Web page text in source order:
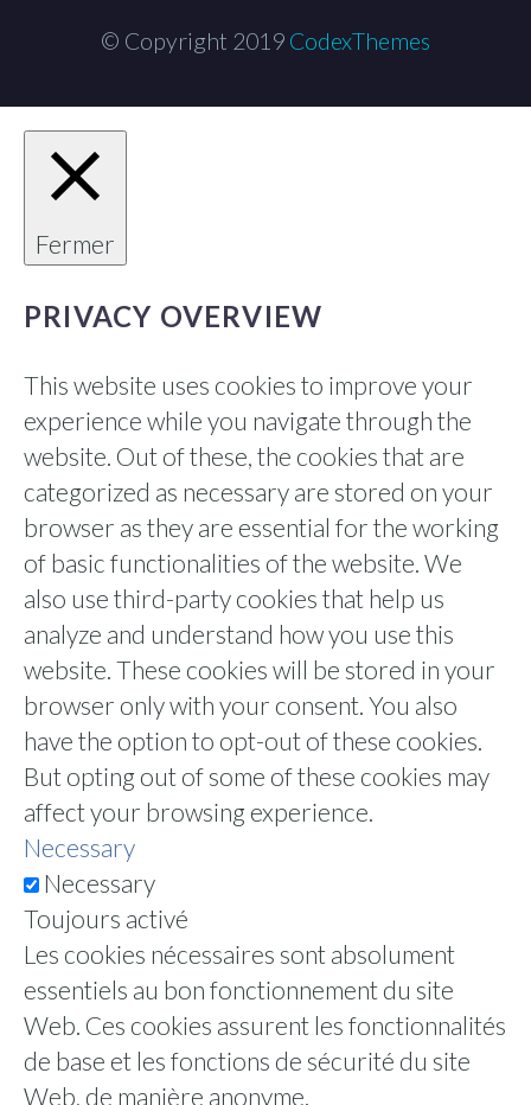
© Copyright 2019 CodexThemes
Fermer
PRIVACY OVERVIEW
This website uses cookies to improve your
experience while you navigate through the
website. Out of these, the cookies that are
categorized as necessary are stored on your
browser as they are essential for the working
of basic functionalities of the website. We
also use third-party cookies that help us
analyze and understand how you use this
website. These cookies will be stored in your
browser only with your consent. You also
have the option to opt-out of these cookies.
But opting out of some of these cookies may
affect your browsing experience.
Necessary
Necessary
Toujours activé
Les cookies nécessaires sont absolument
essentiels au bon fonctionnement du site
Web. Ces cookies assurent les fonctionnalités
de base et les fonctions de sécurité du site
Web, de manière anonyme.